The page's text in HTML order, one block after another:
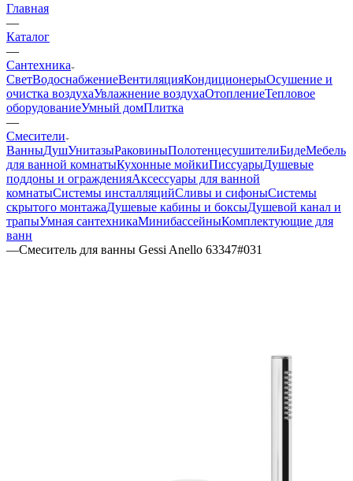
Главная
—
Каталог
—
Сантехника
СветВодоснабжениеВентиляцияКондиционерыОсушение и
очистка воздухаУвлажнение воздухаОтоплениеТепловое
оборудованиеУмный домПлитка
—
Смесители
ВанныДушУнитазыРаковиныПолотенцесушителиБидеМебель
для ванной комнатыКухонные мойкиПиссуарыДушевые
поддоны и огражденияАксессуары для ванной
комнатыСистемы инсталляцийСливы и сифоныСистемы
скрытого монтажаДушевые кабины и боксыДушевой канал и
трапыУмная сантехникаМинибассейныКомплектующие для
ванн
—Смеситель для ванны Gessi Anello 63347#031